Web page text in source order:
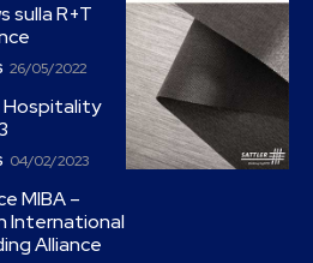
sulla R+T
26/05/2022
Hospitality
04/02/2023
MIBA –
International
Alliance